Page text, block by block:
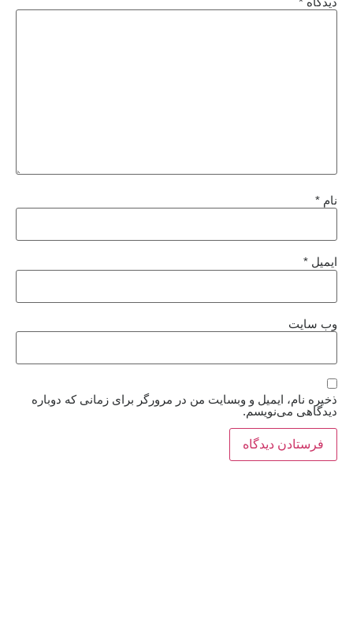
نام *
ایمیل *
وب‌ سایت
ذخیره نام، ایمیل و وبسایت من در مرورگر برای زمانی که دوباره
دیدگاهی می‌نویسم.